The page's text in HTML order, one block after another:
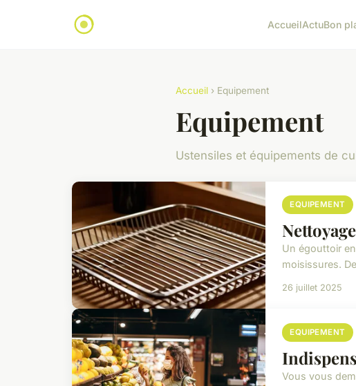
AccueilActuBon
Accueil › Equipement
Equipement
Ustensiles et équipements de
EQUIPEMENT
Un égouttoir
moisissures.
26 juillet 2025
EQUIPEMENT
Vous vous